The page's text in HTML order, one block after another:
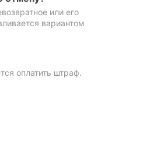
или его
вариантом
оплатить штраф.